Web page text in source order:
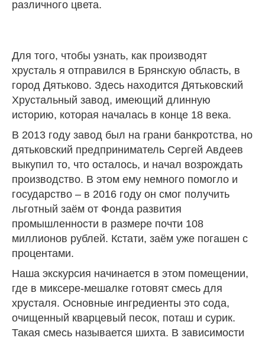
различного цвета.
Для того, чтобы узнать, как производят
хрусталь я отправился в Брянскую область, в
город Дятьково. Здесь находится Дятьковский
Хрустальный завод, имеющий длинную
историю, которая началась в конце 18 века.
В 2013 году завод был на грани банкротства, но
дятьковский предприниматель Сергей Авдеев
выкупил то, что осталось, и начал возрождать
производство. В этом ему немного помогло и
государство – в 2016 году он смог получить
льготный заём от Фонда развития
промышленности в размере почти 108
миллионов рублей. Кстати, заём уже погашен с
процентами.
Наша экскурсия начинается в этом помещении,
где в миксере-мешалке готовят смесь для
хрусталя. Основные ингредиенты это сода,
очищенный кварцевый песок, поташ и сурик.
Такая смесь называется шихта. В зависимости